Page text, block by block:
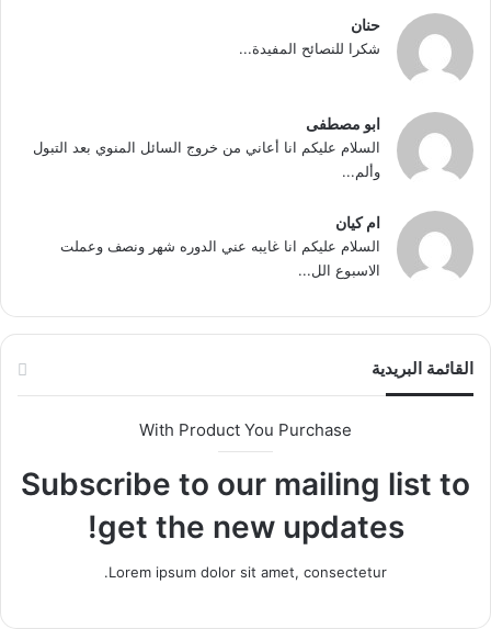
حنان
شكرا للنصائح المفيدة...
ابو مصطفى
السلام عليكم انا أعاني من خروج السائل المنوي بعد التبول
وألم...
ام كيان
السلام عليكم انا غايبه عني الدوره شهر ونصف وعملت
الاسبوع الل...
القائمة البريدية
With Product You Purchase
Subscribe to our mailing list to
get the new updates!
Lorem ipsum dolor sit amet, consectetur.